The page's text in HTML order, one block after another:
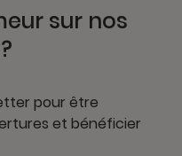
sur nos
pour être
et bénéficier